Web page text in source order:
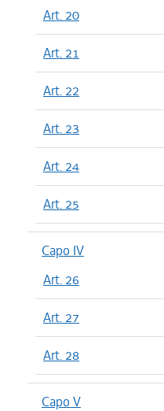
Art. 20
Art. 21
Art. 22
Art. 23
Art. 24
Art. 25
Capo IV
Art. 26
Art. 27
Art. 28
Capo V